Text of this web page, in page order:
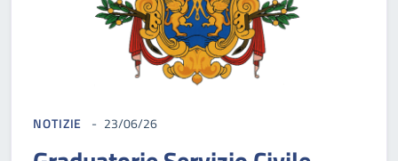
NOTIZIE 23/06/26